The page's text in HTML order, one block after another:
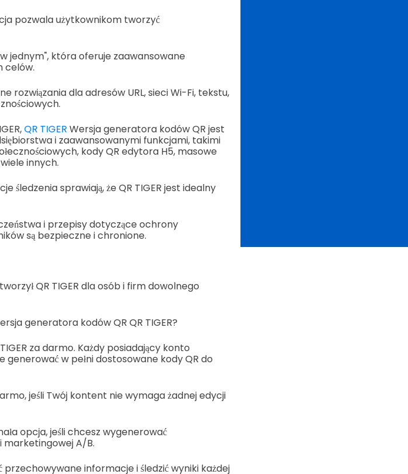
pozwala użytkownikom tworzyć
jednym", która oferuje zaawansowane
celów.
rozwiązania dla adresów URL, sieci Wi-Fi, tekstu,
QR TIGER Wersja generatora kodów QR jest
i zaawansowanymi funkcjami, takimi
kody QR edytora H5, masowe
innych.
sprawiają, że QR TIGER jest idealny
i przepisy dotyczące ochrony
są bezpieczne i chronione.
QR TIGER dla osób i firm dowolnego
generatora kodów QR QR TIGER?
za darmo. Każdy posiadający konto
w pełni dostosowane kody QR do
jeśli Twój kontent nie wymaga żadnej edycji
opcja, jeśli chcesz wygenerować
marketingowej A/B.
informacje i śledzić wyniki każdej